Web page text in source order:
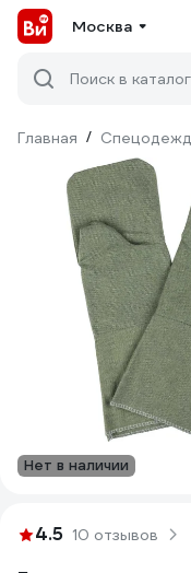
Москва
Поиск в
Главная /
Нет в наличии
4.5 10 отзывов